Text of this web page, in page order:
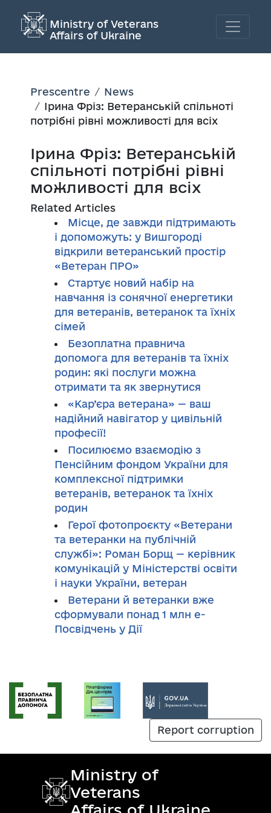
Ministry of Veterans
Affairs of Ukraine
Prescentre
News
Ірина Фріз: Ветеранській спільноті
потрібні рівні можливості для всіх
Ірина Фріз: Ветеранській
спільноті потрібні рівні
можливості для всіх
Related Articles
Місце, де завжди підтримають
і допоможуть: у Вишгороді
відкрили ветеранський простір
«Ветеран ПРО»
Стартує новий набір на
навчання із сонячної енергетики
для ветеранів, ветеранок та їхніх
сімей
Безоплатна правнича
допомога для ветеранів та їхніх
родин: які послуги можна
отримати та як звернутися
«Кар’єра ветерана» — ваш
надійний навігатор у цивільній
професії!
Посилюємо взаємодію з
Пенсійним фондом України для
комплексної підтримки
ветеранів, ветеранок та їхніх
родин
Герої фотопроєкту «Ветерани
та ветеранки на публічній
службі»: Роман Борщ — керівник
комунікацій у Міністерстві освіти
і науки України, ветеран
Ветерани й ветеранки вже
сформували понад 1 млн е-
Посвідчень у Дії
Report corruption
Ministry of
Veterans
Affairs of Ukraine